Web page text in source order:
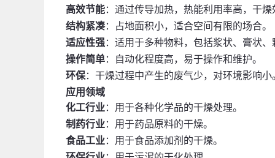
高效节能：通过传导加热，热能利用率高，干燥
结构紧凑：占地面积小，适合空间有限的场合。
适应性强：适用于多种物料，包括浆状、膏状
操作简单：自动化程度高，易于操作和维护。
环保：干燥过程中产生的废气少，对环境影响小
应用领域
化工行业：用于各种化学品的干燥处理。
制药行业：用于药品原料的干燥。
食品工业：用于食品添加剂的干燥。